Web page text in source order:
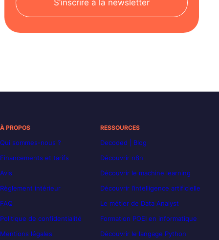
S’inscrire à la newsletter
À PROPOS
Qui sommes-nous ?
Financements et tarifs
Avis
Règlement intérieur
FAQ
Politique de confidentialité
Mentions légales
RESSOURCES
Decoded | Blog
Découvrir n8n
Découvrir le machine learning
Découvrir l’intelligence artificielle
Le métier de Data Analyst
Formation POEI en informatique
Découvrir le langage Python